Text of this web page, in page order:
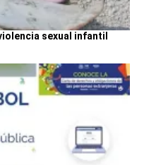
sexual infantil